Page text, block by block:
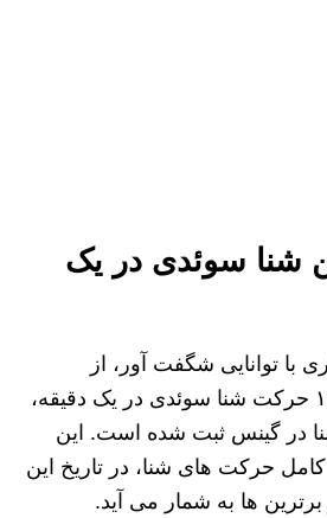
شنا سوئدی در یک
با توانایی شگفت‌ آور، از
کراوسی، با انجام ۱۴۰ حرکت شنا سوئدی در یک دقیقه،
در گینس ثبت شده است. این
کامل حرکت‌ های شنا، در تاریخ این
ها به شمار می‌ آید.